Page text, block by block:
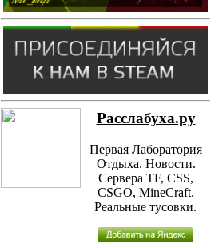
Расслабуха.ру
Первая Лаборатория
Отдыха. Новости.
Сервера TF, CSS,
CSGO, MineCraft.
Реальные тусовки.